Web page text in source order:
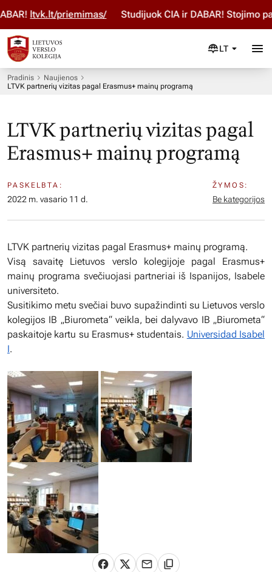
ltvk.lt/priemimas/ Studijuok ČIA ir DABAR! Stojimo
LT
Pradinis
Naujienos
LTVK partnerių vizitas pagal Erasmus+ mainų programą
LTVK partnerių vizitas pagal
Erasmus+ mainų programą
PASKELBTA:
2022 m. vasario 11 d.
ŽYMOS:
Be kategorijos
LTVK partnerių vizitas pagal Erasmus+ mainų programą.
Visą savaitę Lietuvos verslo kolegijoje pagal Erasmus+
mainų programa svečiuojasi partneriai iš Ispanijos, Isabele
universiteto.
Susitikimo metu svečiai buvo supažindinti su Lietuvos verslo
kolegijos IB „Biurometa“ veikla, bei dalyvavo IB „Biurometa“
paskaitoje kartu su Erasmus+ studentais. Universidad Isabel
I.